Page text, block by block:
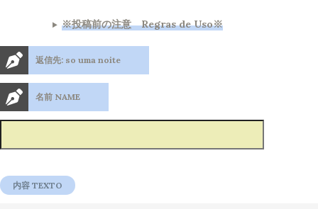
※投稿前の注意 Regras de Uso※
返信先: so uma noite
名前 NAME